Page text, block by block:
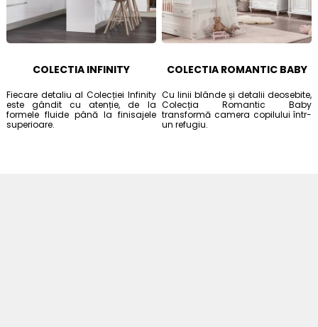
COLECTIA INFINITY
Fiecare detaliu al Colecției Infinity
este gândit cu atenție, de la
formele fluide până la finisajele
superioare.
COLECTIA ROMANTIC BABY
Cu linii blânde și detalii deosebite,
Colecția Romantic Baby
transformă camera copilului într-
un refugiu.